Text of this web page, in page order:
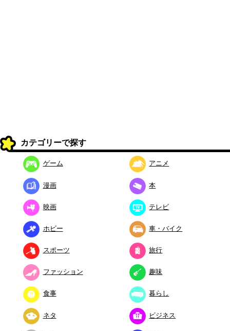
カテゴリーで探す
ゲーム アニメ
漫画 本
映画 テレビ
ホビー 車・バイク
スポーツ 旅行
ファッション 趣味
食事 暮らし
ネタ ビジネス